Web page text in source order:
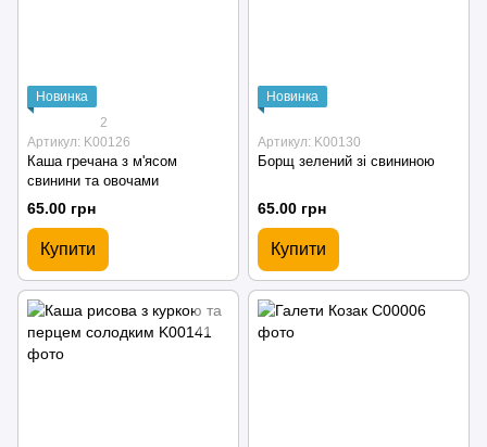
Новинка
2
Артикул: K00126
Каша гречана з м'ясом
свинини та овочами
65.00 грн
Купити
Новинка
Артикул: K00130
Борщ зелений зі свининою
65.00 грн
Купити